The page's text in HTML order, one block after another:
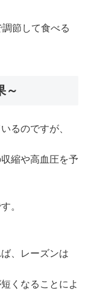
節して食べる
～
るのですが、
縮や高血圧を予
。
、レーズンは
くなることによ